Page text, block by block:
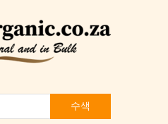
수색